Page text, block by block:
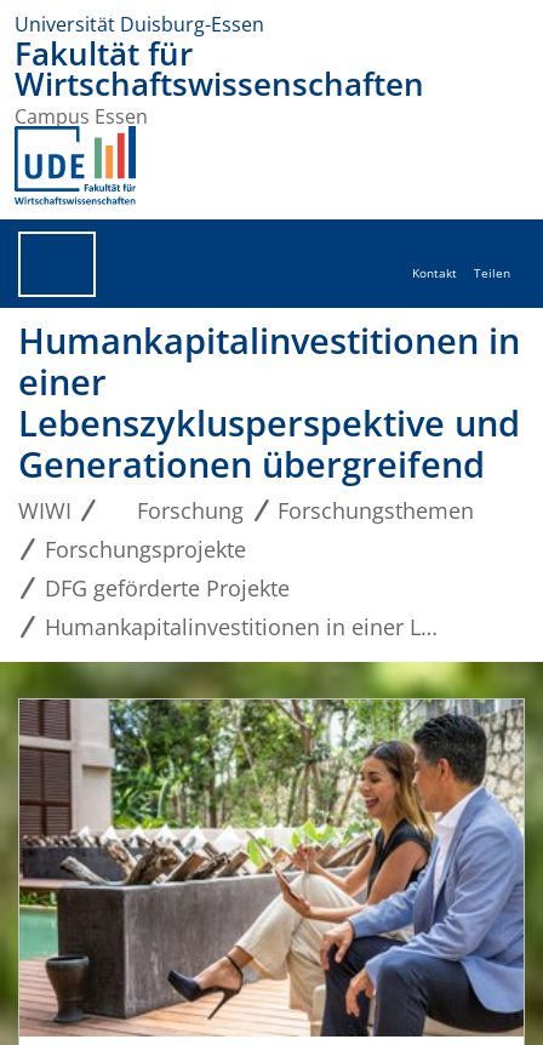
Universität Duisburg-Essen
Fakultät für
Wirtschaftswissenschaften
Campus Essen
Kontakt Teilen
Humankapitalinvestitionen in
einer
Lebenszyklusperspektive und
Generationen übergreifend
WIWI Forschung
Forschungsthemen
Forschungsprojekte
DFG geförderte Projekte
Humankapitalinvestitionen in einer Lebenszyklusperspektive und Generationen übergreifend